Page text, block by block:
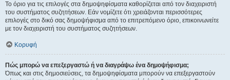
Το όριο για τις επιλογές στα δημοψηφίσματα καθορίζεται από τον διαχειριστή
του συστήματος συζητήσεων. Εάν νομίζετε ότι χρειάζονται περισσότερες
επιλογές στο δικό σας δημοψήφισμα από το επιτρεπόμενο όριο, επικοινωνείτε
με τον διαχειριστή του συστήματος συζητήσεων.
Κορυφή
Πώς μπορώ να επεξεργαστώ ή να διαγράψω ένα δημοψήφισμα;
Όπως και στις δημοσιεύσεις, τα δημοψηφίσματα μπορούν να επεξεργαστούν